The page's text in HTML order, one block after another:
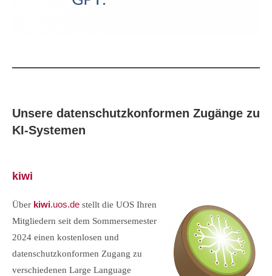
Unsere datenschutzkonformen Zugänge zu
KI-Systemen
kiwi
Über kiwi.uos.de stellt die UOS Ihren
Mitgliedern seit dem Sommersemester
2024 einen kostenlosen und
datenschutzkonformen Zugang zu
verschiedenen Large Language